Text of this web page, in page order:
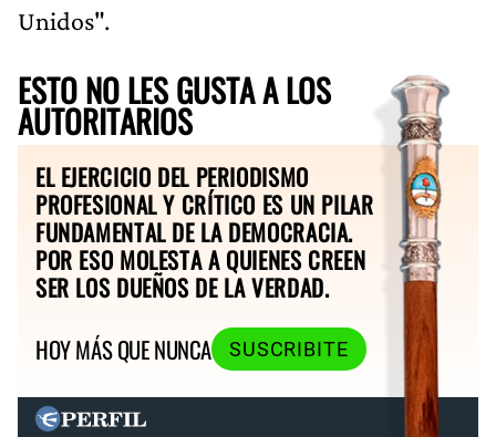
Unidos".
ESTO NO LES GUSTA A LOS
AUTORITARIOS
EL EJERCICIO DEL PERIODISMO
PROFESIONAL Y CRÍTICO ES UN PILAR
FUNDAMENTAL DE LA DEMOCRACIA.
POR ESO MOLESTA A QUIENES CREEN
SER LOS DUEÑOS DE LA VERDAD.
HOY MÁS QUE NUNCA
SUSCRIBITE